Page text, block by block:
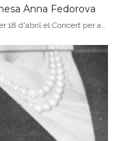
Anna Fedorova
18 d'abril el Concert per a…